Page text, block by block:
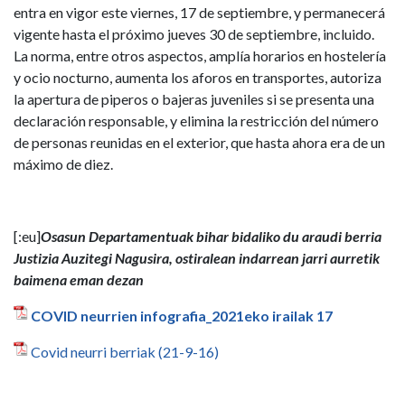
entra en vigor este viernes, 17 de septiembre, y permanecerá
vigente hasta el próximo jueves 30 de septiembre, incluido.
La norma, entre otros aspectos, amplía horarios en hostelería
y ocio nocturno, aumenta los aforos en transportes, autoriza
la apertura de piperos o bajeras juveniles si se presenta una
declaración responsable, y elimina la restricción del número
de personas reunidas en el exterior, que hasta ahora era de un
máximo de diez.
[:eu]Osasun Departamentuak bihar bidaliko du araudi berria
Justizia Auzitegi Nagusira, ostiralean indarrean jarri aurretik
baimena eman dezan
COVID neurrien infografia_2021eko irailak 17
Covid neurri berriak (21-9-16)